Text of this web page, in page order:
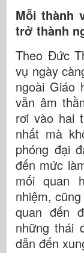
Mỗi thành
trở thành
Theo Đức
vụ ngày
ngoài Giáo
vẫn âm
rơi vào hai
nhất mà
phóng đại
đến mức
mối quan
nhiệm,
quan đến
những thái
dẫn đến